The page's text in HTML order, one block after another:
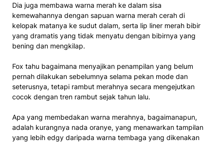
Dia juga membawa warna merah ke dalam sisa
kemewahannya dengan sapuan warna merah cerah di
kelopak matanya ke sudut dalam, serta lip liner merah bibir
yang dramatis yang tidak menyatu dengan bibirnya yang
bening dan mengkilap.
Fox tahu bagaimana menyajikan penampilan yang belum
pernah dilakukan sebelumnya selama pekan mode dan
seterusnya, tetapi rambut merahnya secara mengejutkan
cocok dengan tren rambut sejak tahun lalu.
Apa yang membedakan warna merahnya, bagaimanapun,
adalah kurangnya nada oranye, yang menawarkan tampilan
yang lebih edgy daripada warna tembaga yang dikenakan